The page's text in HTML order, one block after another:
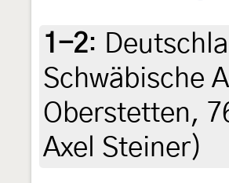
1-2:
Schwäbische
Oberstetten,
Axel Steiner)